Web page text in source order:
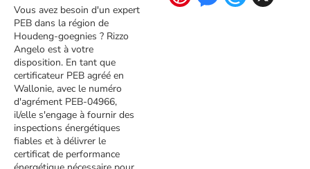
Vous avez besoin d'un expert
PEB dans la région de
Houdeng-goegnies ? Rizzo
Angelo est à votre
disposition. En tant que
certificateur PEB agréé en
Wallonie, avec le numéro
d'agrément PEB-04966,
il/elle s'engage à fournir des
inspections énergétiques
fiables et à délivrer le
certificat de performance